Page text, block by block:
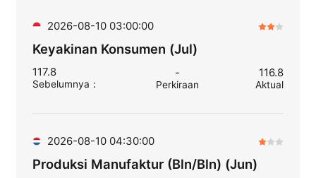
2026-08-10 03:00:00
Keyakinan Konsumen (Jul)
117.8
Sebelumnya ：
-
Perkiraan
116.8
Aktual
2026-08-10 04:30:00
Produksi Manufaktur (Bln/Bln) (Jun)